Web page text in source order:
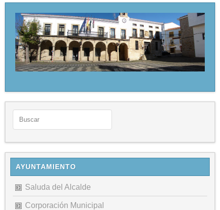
AYUNTAMIENTO
Saluda del Alcalde
Corporación Municipal